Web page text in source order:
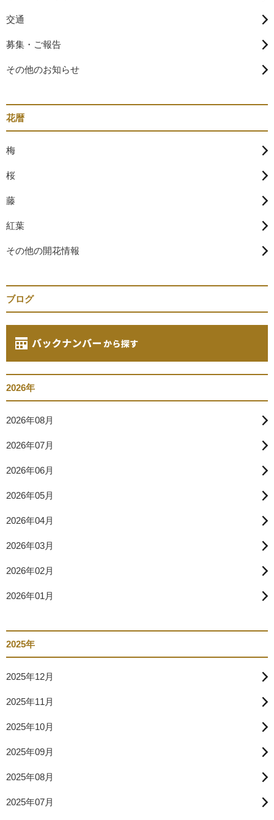
交通
募集・ご報告
その他のお知らせ
花暦
梅
桜
藤
紅葉
その他の開花情報
ブログ
2026年
2026年08月
2026年07月
2026年06月
2026年05月
2026年04月
2026年03月
2026年02月
2026年01月
2025年
2025年12月
2025年11月
2025年10月
2025年09月
2025年08月
2025年07月